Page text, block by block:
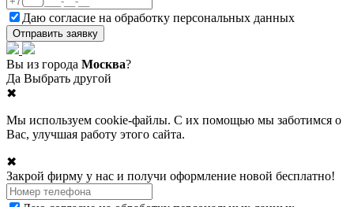
Даю согласие на обработку персональных данных
Вы из города Москва?
Да Выбрать другой
✖
Мы используем cookie-файлы. С их помощью мы заботимся о
Вас, улучшая работу этого сайта.
✖
Закрой фирму у нас и получи оформление новой бесплатно!